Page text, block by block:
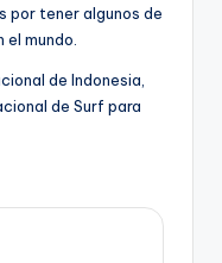
por tener algunos de
mundo.
de Indonesia,
de Surf para